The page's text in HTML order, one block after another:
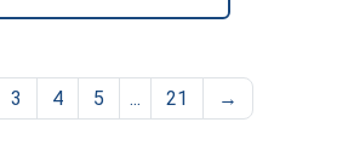
3 4 5 ... 21 →